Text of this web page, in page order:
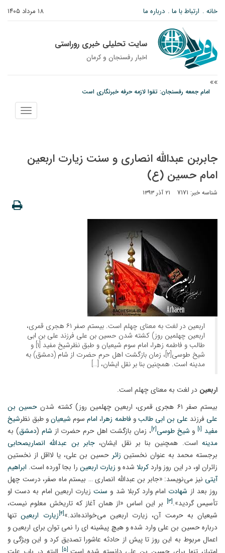
۱۸ مرداد ۱۴۰۵ خانه ارتباط با ما درباره ما
سایت تحلیلی خبری روراستی
اخبار رفسنجان و كرمان
امام جمعه رفسنجان: تقوا لازمه حرفه خبرنگاری است
پیش‌بینی هواشناسی برای استان کرمان؛ از وزش باد و گردوخاک تا رگبار و رعدوبرق
نمایش
منو
جابربن عبدالله انصاری و سنت زیارت اربعین
امام حسین (ع)
شناسه خبر: 7171 ۲۱ آذر ۱۳۹۳
اربعین در لغت به معنای چهلم است. بیستم صفر ۶۱ هجری قمری،
اربعین چهلمین روز) کشته شدن حسین بن علی فرزند علی بن ابی
طالب و فاطمه زهرا، امام سوم شیعیان و طبق نظرشیخ مفید [۱] و
شیخ طوسی[۲]، زمان بازگشت اهل حرم حضرت از شام (دمشق) به
مدینه است. همچنین بنا بر نقل ایشان، […]
اربعین در لغت به معنای چهلم است.
بیستم صفر ۶۱ هجری قمری، اربعین چهلمین روز) کشته شدن
حسین بن
علی فرزند علی بن ابی طالبوفاطمه زهرا، امامسوم شیعیانو طبق نظرشیخ
مفید [۱] و شیخ طوسی[۲] ، زمان بازگشت اهل حرم حضرت از شام (دمشق) به
مدینهاست. همچنین بنا بر نقل ایشان،جابر بن عبدالله انصاریصحابی
برجسته محمد به عنوان نخستین زائر حسین بن علی، یا لااقل از نخستین
زائران او، در این روز وارد کربلاشده و زیارت اربعین را بجا آورده است. ابراهیم
آیتی نیز می‌نویسد: «جابر بن عبدالله انصاری … بیستم ماه صفر، درست چهل
روز بعد از شهادت امام وارد کربلا شد و سنتزیارت اربعین امام به دست او
تأسیس گردید».[۳]
بر این اساس «از همان آغاز که تاریخش معلوم نیست،
شیعیان به حرمت آن، زیارت اربعین می‌خوانده‌اند.»[۴] زیارت اربعینتنها
درباره حسین بن علی وارد شده و هیچ پیشینه اى را نمی‏ توان برای اربعین و
اعمال مربوط به این روز تا پیش از حادثه عاشورا تصدیق کرد و این ویژگی و
[۵]